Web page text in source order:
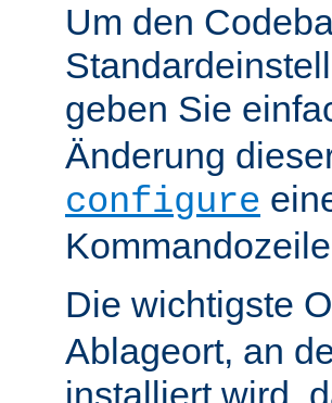
Um den
geben Sie
Änderung
configure
Die wichtigste
Ablageort, an
installiert wird,